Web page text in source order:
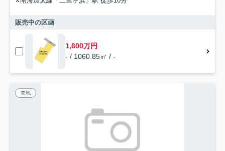
販売中の区画
1,600万円
- / 1060.85㎡ / -
売地